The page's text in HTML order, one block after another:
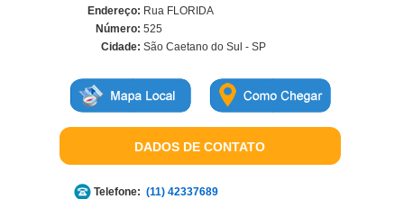
Endereço: Rua FLORIDA
Número: 525
Cidade: São Caetano do Sul - SP
DADOS DE CONTATO
Telefone: (11) 42337689